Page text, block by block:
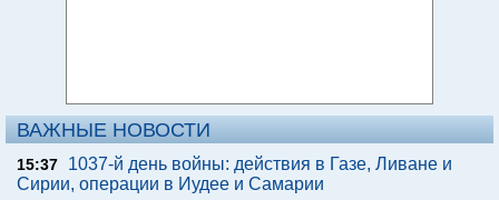
ВАЖНЫЕ НОВОСТИ
15:37
1037-й день войны: действия в Газе, Ливане и
Сирии, операции в Иудее и Самарии